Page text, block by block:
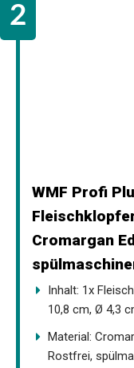
WMF Profi
Cromargan
Inhalt: 1x
10,8 cm, Ø 4,3
Material:
Rostfrei,